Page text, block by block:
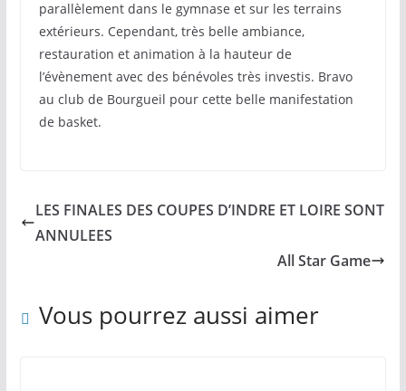
parallèlement dans le gymnase et sur les terrains
extérieurs. Cependant, très belle ambiance,
restauration et animation à la hauteur de
l’évènement avec des bénévoles très investis. Bravo
au club de Bourgueil pour cette belle manifestation
de basket.
LES FINALES DES COUPES D’INDRE ET LOIRE SONT
ANNULEES
All Star Game
Vous pourrez aussi aimer